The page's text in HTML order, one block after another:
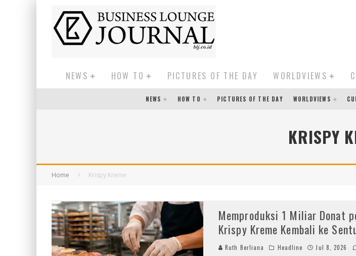
NEWS HOW TO PICTURES OF THE DAY WORLDVIEWS
NEWS HOW TO PICTURES OF THE DAY WORLDVIEWS
KRISPY
Home Krispy Kreme
Memproduksi 1 Miliar Donat
Krispy Kreme Kembali ke
Ruth Berliana Headline Jul 8, 2026